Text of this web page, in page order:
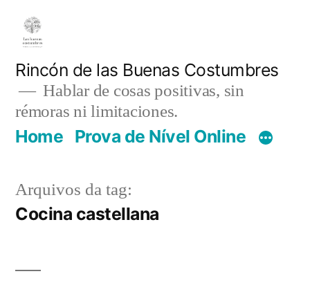
para
conteúdo
Rincón de las Buenas Costumbres
Hablar de cosas positivas, sin
rémoras ni limitaciones.
Home Prova de Nível Online
Arquivos da tag:
Cocina castellana